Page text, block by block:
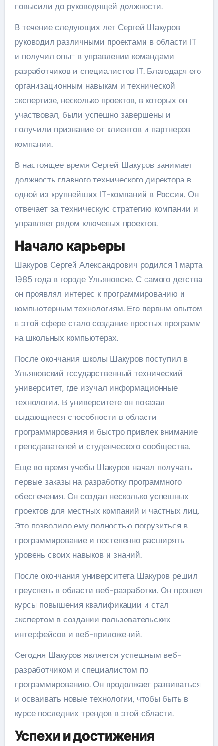
повысили до руководящей должности.
В течение следующих лет Сергей Шакуров
руководил различными проектами в области IT
и получил опыт в управлении командами
разработчиков и специалистов IT. Благодаря его
организационным навыкам и технической
экспертизе, несколько проектов, в которых он
участвовал, были успешно завершены и
получили признание от клиентов и партнеров
компании.
В настоящее время Сергей Шакуров занимает
должность главного технического директора в
одной из крупнейших IT-компаний в России. Он
отвечает за техническую стратегию компании и
управляет рядом ключевых проектов.
Начало карьеры
Шакуров Сергей Александрович родился 1 марта
1985 года в городе Ульяновске. С самого детства
он проявлял интерес к программированию и
компьютерным технологиям. Его первым опытом
в этой сфере стало создание простых программ
на школьных компьютерах.
После окончания школы Шакуров поступил в
Ульяновский государственный технический
университет, где изучал информационные
технологии. В университете он показал
выдающиеся способности в области
программирования и быстро привлек внимание
преподавателей и студенческого сообщества.
Еще во время учебы Шакуров начал получать
первые заказы на разработку программного
обеспечения. Он создал несколько успешных
проектов для местных компаний и частных лиц.
Это позволило ему полностью погрузиться в
программирование и постепенно расширять
уровень своих навыков и знаний.
После окончания университета Шакуров решил
преуспеть в области веб-разработки. Он прошел
курсы повышения квалификации и стал
экспертом в создании пользовательских
интерфейсов и веб-приложений.
Сегодня Шакуров является успешным веб-
разработчиком и специалистом по
программированию. Он продолжает развиваться
и осваивать новые технологии, чтобы быть в
курсе последних трендов в этой области.
Успехи и достижения